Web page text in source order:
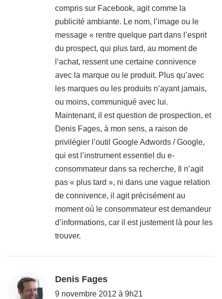
compris sur Facebook, agit comme la
publicité ambiante. Le nom, l’image ou le
message « rentre quelque part dans l’esprit
du prospect, qui plus tard, au moment de
l’achat, ressent une certaine connivence
avec la marque ou le produit. Plus qu’avec
les marques ou les produits n’ayant jamais,
ou moins, communiqué avec lui.
Maintenant, il est question de prospection, et
Denis Fages, à mon sens, a raison de
privilégier l’outil Google Adwords / Google,
qui est l’instrument essentiel du e-
consommateur dans sa recherche, Il n’agit
pas « plus tard », ni dans une vague relation
de connivence, il agit précisément au
moment où le consommateur est demandeur
d’informations, car il est justement là pour les
trouver.
Denis Fages
i
9 novembre 2012 à 9h21